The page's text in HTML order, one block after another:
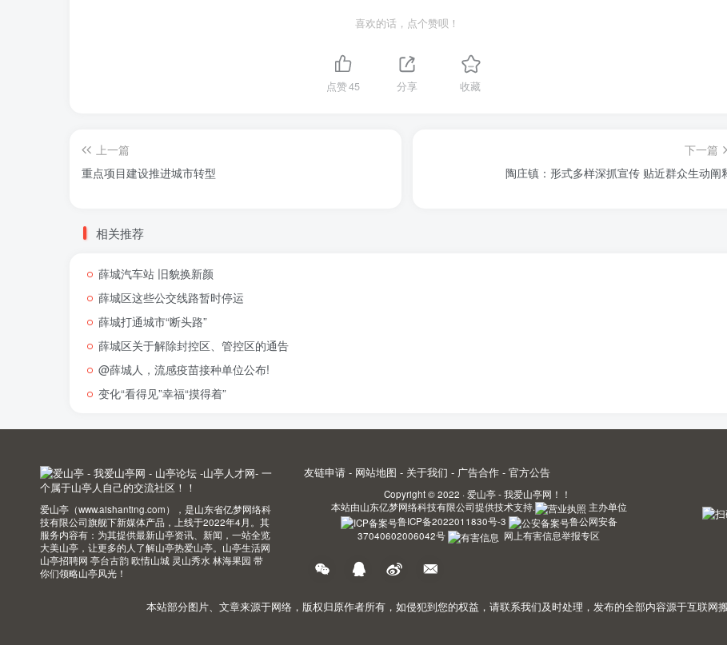
喜欢的话，点个赞呗！
点赞45 分享 收藏
上一篇
重点项目建设推进城市转型
下一篇
陶庄镇：形式多样深抓宣传 贴近群众生动阐
相关推荐
薛城汽车站 旧貌换新颜
薛城区这些公交线路暂时停运
薛城打通城市“断头路”
薛城区关于解除封控区、管控区的通告
@薛城人，流感疫苗接种单位公布!
变化“看得见”幸福“摸得着”
爱山亭（www.aishanting.com），是山东省亿梦网络科
技有限公司旗舰下新媒体产品，上线于2022年4月。其
服务内容有：为其提供最新山亭资讯、新闻，一站全览
大美山亭，让更多的人了解山亭热爱山亭。山亭生活网
山亭招聘网 亭台古韵 欧情山城 灵山秀水 林海果园 带
你们领略山亭风光！
友链申请 - 网站地图 - 关于我们 - 广告合作 - 官方公告
Copyright © 2022 · 爱山亭 - 我爱山亭网！！
本站由山东亿梦网络科技有限公司提供技术支持.
主办单位
鲁ICP备2022011830号-3
鲁公网安备
37040602006042号
网上有害信息举报专区
本站部分图片、文章来源于网络，版权归原作者所有，如侵犯到您的权益，请联系我们及时处理，发布的全部内容源于互联网